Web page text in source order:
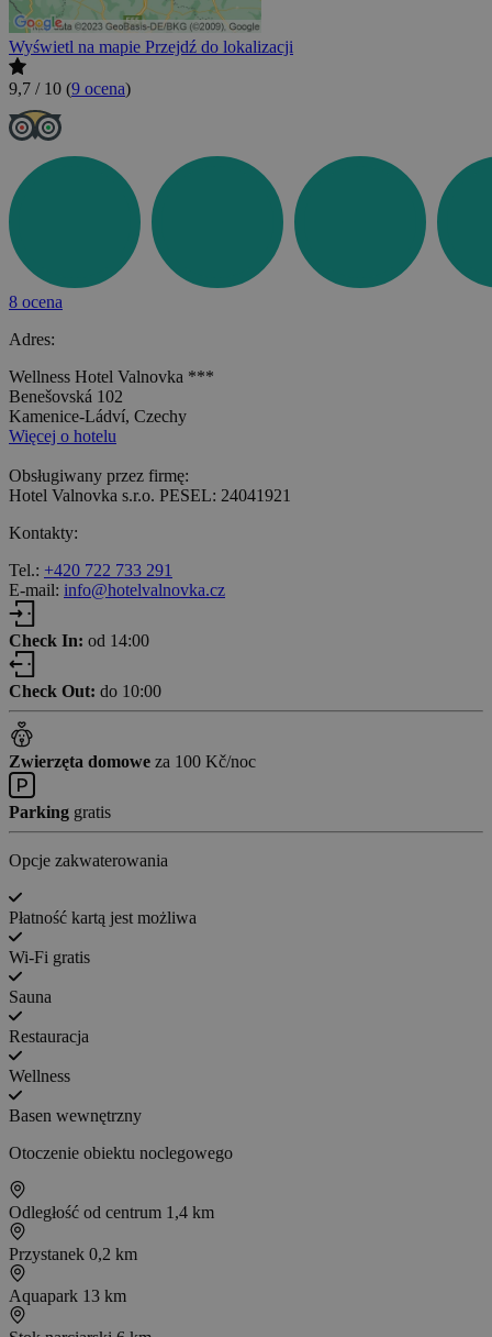
Wyświetl na mapie Przejdź do lokalizacji
9,7 / 10 (9 ocena)
8 ocena
Adres:
Wellness Hotel Valnovka ***
Benešovská 102
Kamenice-Ládví, Czechy
Więcej o hotelu
Obsługiwany przez firmę:
Hotel Valnovka s.r.o. PESEL: 24041921
Kontakty:
Tel.: +420 722 733 291
E-mail: info@hotelvalnovka.cz
Check In: od 14:00
Check Out: do 10:00
Zwierzęta domowe za 100 Kč/noc
Parking gratis
Opcje zakwaterowania
Płatność kartą jest możliwa
Wi-Fi gratis
Sauna
Restauracja
Wellness
Basen wewnętrzny
Otoczenie obiektu noclegowego
Odległość od centrum 1,4 km
Przystanek 0,2 km
Aquapark 13 km